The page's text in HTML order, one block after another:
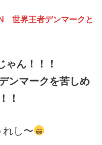
世界王者デンマークと
ゃん！！！
ンマークを苦しめ
！
し〜